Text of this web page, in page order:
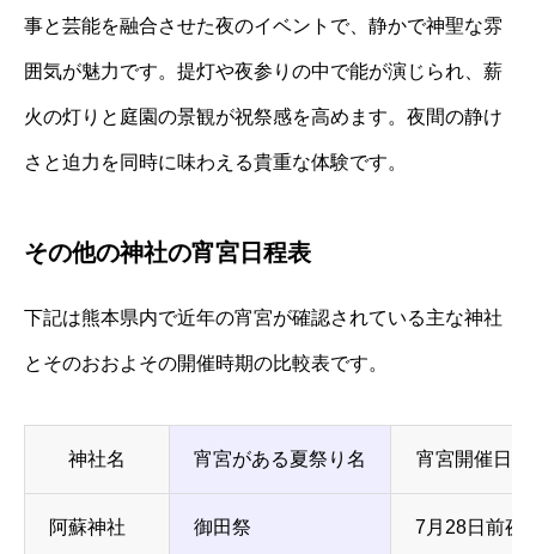
事と芸能を融合させた夜のイベントで、静かで神聖な雰
囲気が魅力です。提灯や夜参りの中で能が演じられ、薪
火の灯りと庭園の景観が祝祭感を高めます。夜間の静け
さと迫力を同時に味わえる貴重な体験です。
その他の神社の宵宮日程表
下記は熊本県内で近年の宵宮が確認されている主な神社
とそのおおよその開催時期の比較表です。
神社名 宵宮がある夏祭り名 宵宮開催日程
阿蘇神社 御田祭 7月28日前夜